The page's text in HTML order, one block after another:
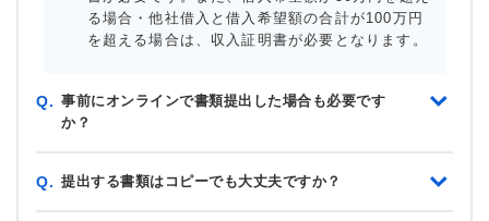
る場合・他社借入と借入希望額の合計が100万円
を超える場合は、収入証明書が必要となります。
Q. 事前にオンラインで書類提出した場合も必要です
か？
Q. 提出する書類はコピーでも大丈夫ですか？